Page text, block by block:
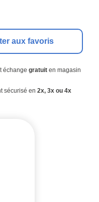
aux favoris
échange gratuiten magasin
sécurisé en 2x, 3x ou 4x